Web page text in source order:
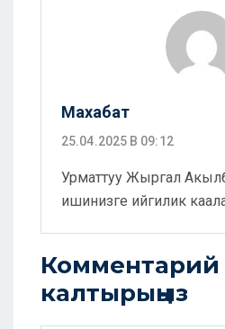
Махабат
25.04.2025 В 09:12
Урматтуу Жыргал
ишинизге ийгилик
Комментарий
калтырыңыз